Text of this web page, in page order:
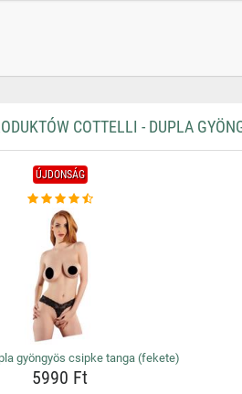
COTTELLI - DUPLA
ÚJDONSÁG
gyöngyös csipke tanga (fekete)
5990 Ft